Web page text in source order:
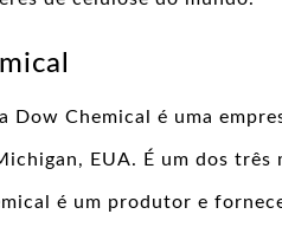
Dow Chemical é uma
EUA. É um dos
é um produtor e